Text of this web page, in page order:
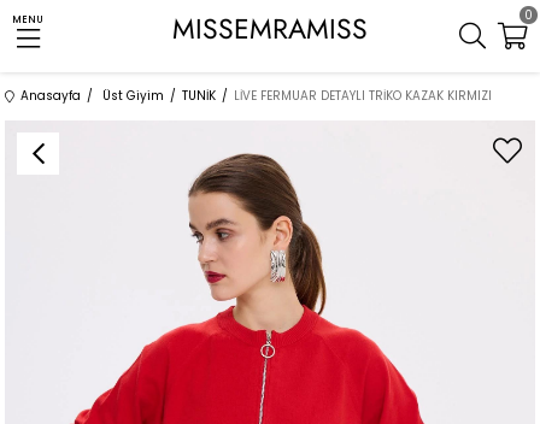
MENU MISSEMRAMISS 0
Anasayfa Üst Giyim TUNİK LİVE FERMUAR DETAYLI TRİKO KAZAK KIRMIZI